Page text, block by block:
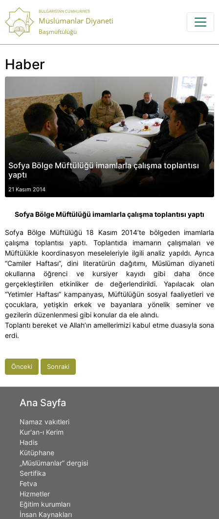
BULGARISTAN CUMHURIYETI
Müslümanlar Diyaneti
Başmüftülüğü
Haber
Sofya Bölge Müftülüğü imamlarla çalışma toplantısı
yaptı
21 Kasım 2014
Sofya Bölge Müftülüğü imamlarla çalışma toplantısı yaptı
Sofya Bölge Müftülüğü 18 Kasım 2014’te bölgeden imamlarla
çalışma toplantısı yaptı. Toplantıda imamarın çalışmaları ve
Müftülükle koordinasyon meseleleriyle ilgili analiz yapıldı. Ayrıca
“Camiler Haftası”, dini literatürün dağıtımı, Müslüman diyaneti
okullarına öğrenci ve kursiyer kayıdı gibi daha önce
gerçekleştirilen etkinliker de değerlendirildi. Yapılacak olan
“Yetimler Haftası” kampanyası, Müftülüğün sosyal faaliyetleri ve
çocuklara, yetişkin erkek ve bayanlara yönelik seminer ve
gezilerin düzenlenmesi gibi konular da ele alındı.
Toplantı bereket ve Allah’ın amellerimizi kabul etme duasıyla sona
erdi.
Önceki Sonraki
Ana Sayfa
Namaz vakıtleri
Kur'an-ı Kerim
Hadis
Kütüphane
„Müslümanlar” dergisi
Sertifika
Fetva
Hizmetler
Eğitim kurumları
İnsan Kaynakları